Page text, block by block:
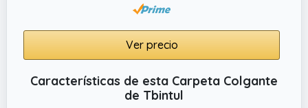
Ver precio
Características de esta Carpeta Colgante
de Tbintul